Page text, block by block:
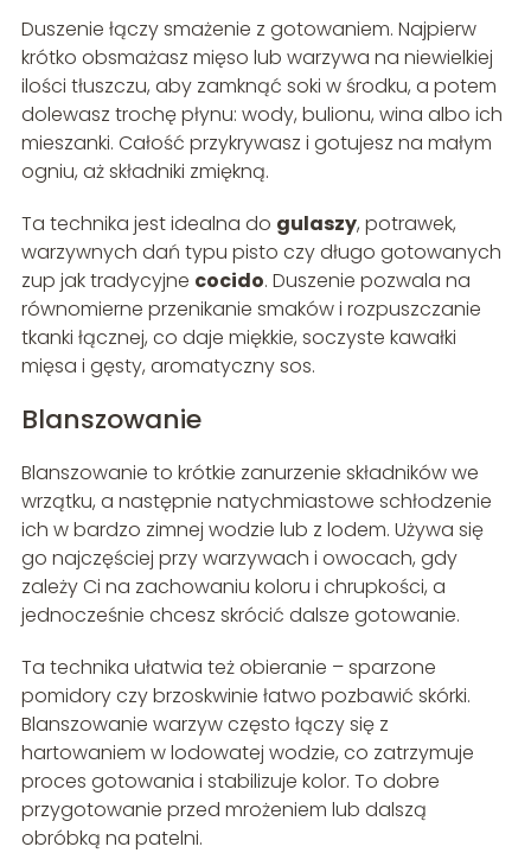
Duszenie łączy smażenie z gotowaniem. Najpierw
krótko obsmażasz mięso lub warzywa na niewielkiej
ilości tłuszczu, aby zamknąć soki w środku, a potem
dolewasz trochę płynu: wody, bulionu, wina albo ich
mieszanki. Całość przykrywasz i gotujesz na małym
ogniu, aż składniki zmiękną.
Ta technika jest idealna do gulaszy, potrawek,
warzywnych dań typu pisto czy długo gotowanych
zup jak tradycyjne cocido. Duszenie pozwala na
równomierne przenikanie smaków i rozpuszczanie
tkanki łącznej, co daje miękkie, soczyste kawałki
mięsa i gęsty, aromatyczny sos.
Blanszowanie
Blanszowanie to krótkie zanurzenie składników we
wrzątku, a następnie natychmiastowe schłodzenie
ich w bardzo zimnej wodzie lub z lodem. Używa się
go najczęściej przy warzywach i owocach, gdy
zależy Ci na zachowaniu koloru i chrupkości, a
jednocześnie chcesz skrócić dalsze gotowanie.
Ta technika ułatwia też obieranie – sparzone
pomidory czy brzoskwinie łatwo pozbawić skórki.
Blanszowanie warzyw często łączy się z
hartowaniem w lodowatej wodzie, co zatrzymuje
proces gotowania i stabilizuje kolor. To dobre
przygotowanie przed mrożeniem lub dalszą
obróbką na patelni.